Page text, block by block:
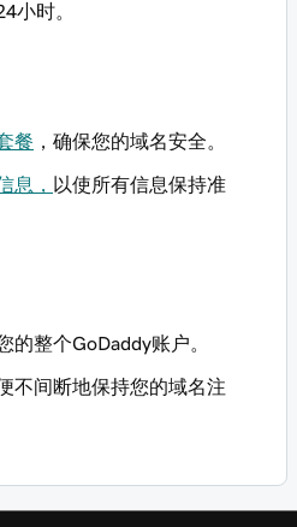
小时。
餐 ，确保您的域名安全。
息，
以使所有信息保持准
的整个GoDaddy账户。
不间断地保持您的域名注